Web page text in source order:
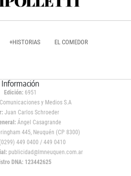
+HISTORIAS EL COMEDOR
Información
Edición: 6951
y Medios S.A
Juan Carlos Schroeder
Ángel Casagrande
445, Neuquén (CP 8300)
(0299) 449 0400 / 449 0410
publicidad@lmneuquen.com.ar
DNA: 123442625